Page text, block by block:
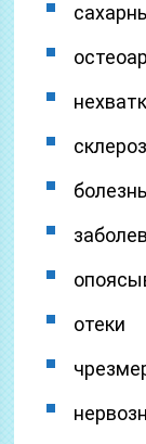
склероз
отеки